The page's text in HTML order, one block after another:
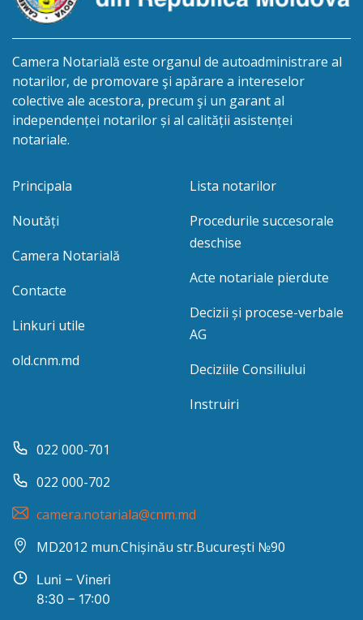
Camera Notarială este organul de autoadministrare al
notarilor, de promovare şi apărare a intereselor
colective ale acestora, precum şi un garant al
independenței notarilor și al calității asistenței
notariale.
Principala
Noutăți
Camera Notarială
Contacte
Linkuri utile
old.cnm.md
Lista notarilor
Procedurile succesorale
deschise
Acte notariale pierdute
Decizii și procese-verbale
AG
Deciziile Consiliului
Instruiri
022 000-701
022 000-702
camera.notariala@cnm.md
MD2012 mun.Chișinău str.București №90
Luni – Vineri
8:30 – 17:00